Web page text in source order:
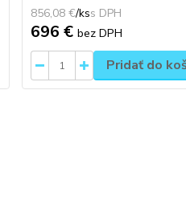
856,08 €/ks
696 €bez DPH
Pridať do